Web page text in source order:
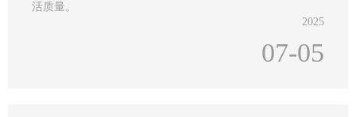
活质量。
2025
07-05